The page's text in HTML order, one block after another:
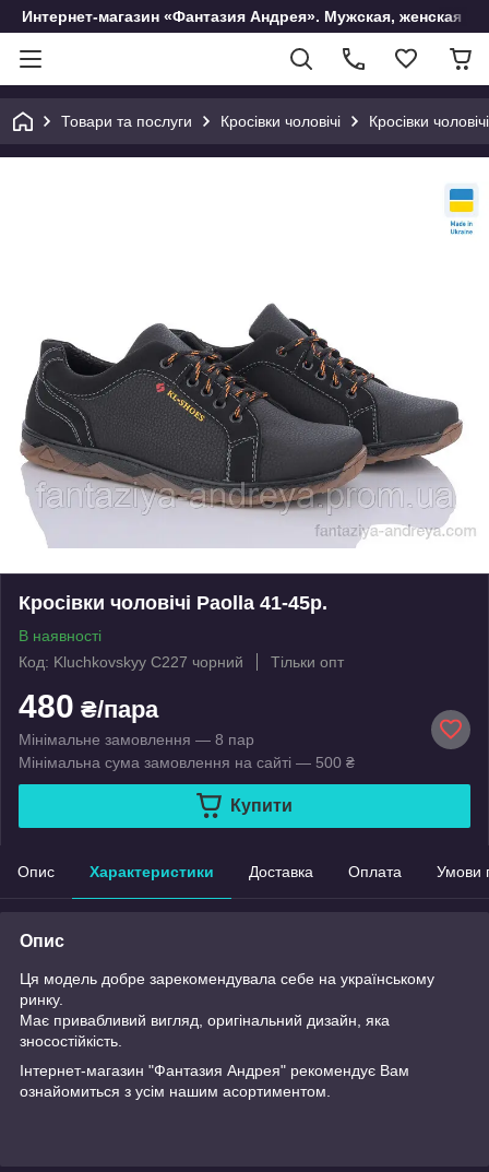
Интернет-магазин «Фантазия Андрея». Мужская, женская и
Товари та послуги Кросівки чоловічі Кросівки
Кросівки чоловічі Paolla 41-45р.
В наявності
Код: Kluchkovskyy C227 чорний
Тільки опт
480 ₴/пара
Мінімальне замовлення — 8 пар
Мінімальна сума замовлення на сайті — 500 ₴
Купити
Опис Характеристики Доставка Оплата Умови
Опис
Ця модель добре зарекомендувала себе на українському
ринку.
Має привабливий вигляд, оригінальний дизайн, яка
зносостійкість.
Інтернет-магазин "Фантазия Андрея" рекомендує Вам
ознайомиться з усім нашим асортиментом.